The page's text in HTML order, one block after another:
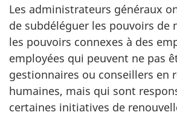
Les administrateurs généraux
de subdéléguer les pouvoirs de
les pouvoirs connexes à des
employées qui peuvent ne pas
gestionnaires ou conseillers en
humaines, mais qui sont
certaines initiatives de